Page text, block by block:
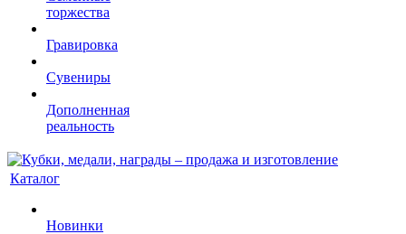
торжества
Гравировка
Сувениры
Дополненная
реальность
Каталог
Новинки